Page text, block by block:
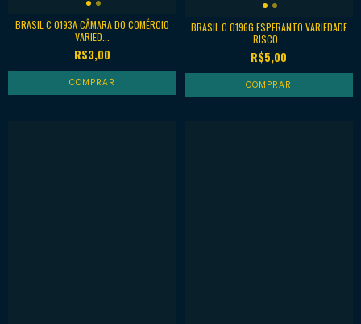
BRASIL C 0193A CÂMARA DO COMÉRCIO
VARIED...
R$3,00
BRASIL C 0196G ESPERANTO VARIEDADE
RISCO...
R$5,00